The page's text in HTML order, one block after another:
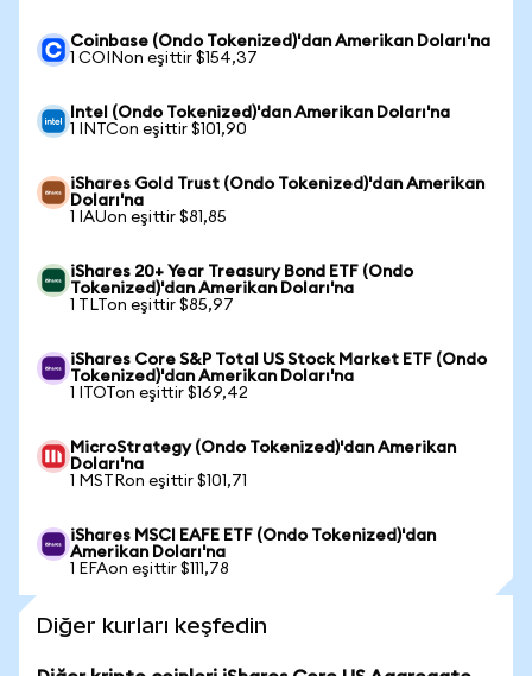
Coinbase (Ondo Tokenized)'dan Amerikan Doları'na
1 COINon eşittir $154,37
Intel (Ondo Tokenized)'dan Amerikan Doları'na
1 INTCon eşittir $101,90
iShares Gold Trust (Ondo Tokenized)'dan Amerikan
Doları'na
1 IAUon eşittir $81,85
iShares 20+ Year Treasury Bond ETF (Ondo
Tokenized)'dan Amerikan Doları'na
1 TLTon eşittir $85,97
iShares Core S&P Total US Stock Market ETF (Ondo
Tokenized)'dan Amerikan Doları'na
1 ITOTon eşittir $169,42
MicroStrategy (Ondo Tokenized)'dan Amerikan
Doları'na
1 MSTRon eşittir $101,71
iShares MSCI EAFE ETF (Ondo Tokenized)'dan
Amerikan Doları'na
1 EFAon eşittir $111,78
Diğer kurları keşfedin